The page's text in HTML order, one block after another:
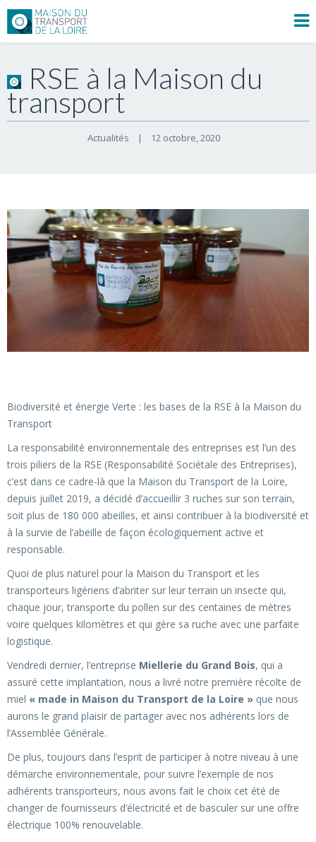
RSE à la Maison du
transport
Actualités | 12 octobre, 2020
Biodiversité et énergie Verte : les bases de la RSE à la Maison du
Transport
La responsabilité environnementale des entreprises est l’un des
trois piliers de la RSE (Responsabilité Sociétale des Entreprises),
c’est dans ce cadre-là que la Maison du Transport de la Loire,
depuis juillet 2019, a décidé d’accueillir 3 ruches sur son terrain,
soit plus de 180 000 abeilles, et ainsi contribuer à la biodiversité et
à la survie de l’abeille de façon écologiquement active et
responsable.
Quoi de plus naturel pour la Maison du Transport et les
transporteurs ligériens d’abriter sur leur terrain un insecte qui,
chaque jour, transporte du pollen sur des centaines de mètres
voire quelques kilomètres et qui gère sa ruche avec une parfaite
logistique.
Vendredi dernier, l’entreprise Miellerie du Grand Bois, qui a
assuré cette implantation, nous a livré notre première récolte de
miel « made in Maison du Transport de la Loire » que nous
aurons le grand plaisir de partager avec nos adhérents lors de
l’Assemblée Générale.
De plus, toujours dans l’esprit de participer à notre niveau à une
démarche environnementale, pour suivre l’exemple de nos
adhérents transporteurs, nous avons fait le choix cet été de
changer de fournisseurs d’électricité et de basculer sur une offre
électrique 100% renouvelable.